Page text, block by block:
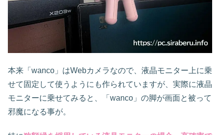
本来「wanco」はWebカメラなので、液晶モニター上に乗
せて固定して使うようにも作られていますが、実際に液晶
モニターに乗せてみると、「wanco」の脚が画面と被って
邪魔になる事が。